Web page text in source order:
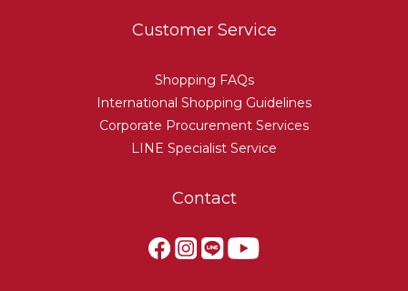
Customer Service
Shopping FAQs
International Shopping Guidelines
Corporate Procurement Services
LINE Specialist Service
Contact